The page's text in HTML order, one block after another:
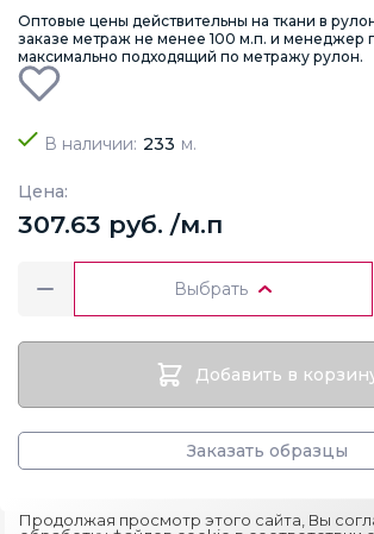
Оптовые цены действительны на ткани в
заказе метраж не менее 100 м.п. и менеджер
максимально подходящий по метражу рулон.
В наличии: 233 м.
Цена:
307.63 руб. /м.п
Выбрать
Добавить в
Заказать образцы
Продолжая просмотр этого сайта, Вы